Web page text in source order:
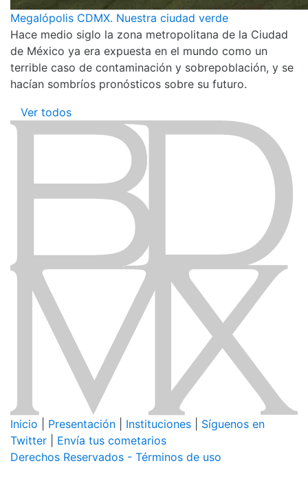
Megalópolis CDMX. Nuestra ciudad verde
Hace medio siglo la zona metropolitana de la Ciudad
de México ya era expuesta en el mundo como un
terrible caso de contaminación y sobrepoblación, y se
hacían sombríos pronósticos sobre su futuro.
Ver todos
Inicio Presentación Instituciones
Síguenos en
Twitter
Envía tus cometarios
Derechos Reservados - Términos de uso